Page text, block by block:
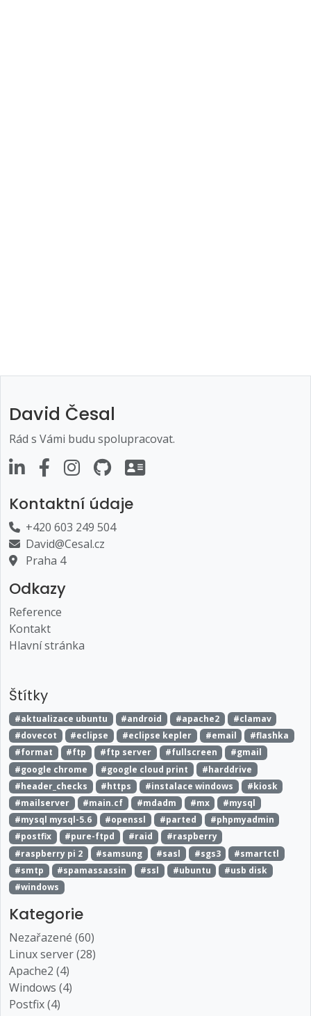
David Česal
Rád s Vámi budu spolupracovat.
Kontaktní údaje
+420 603 249 504
David@Cesal.cz
Praha 4
Odkazy
Reference
Kontakt
Hlavní stránka
Štítky
#aktualizace ubuntu #android #apache2
#clamav
#dovecot
#eclipse #eclipse kepler #email
#flashka
#format
#ftp #ftp server #fullscreen
#gmail
#google chrome
#google cloud print
#harddrive
#header_checks
#https #instalace windows
#kiosk
#mailserver
#main.cf #mdadm #mx
#mysql
#mysql mysql-5.6
#openssl #parted
#phpmyadmin
#postfix
#pure-ftpd #raid
#raspberry
#raspberry pi 2
#samsung #sasl #sgs3
#smartctl
#smtp
#spamassassin #ssl #ubuntu
#usb disk
#windows
Kategorie
Nezařazené (60)
Linux server (28)
Apache2 (4)
Windows (4)
Postfix (4)